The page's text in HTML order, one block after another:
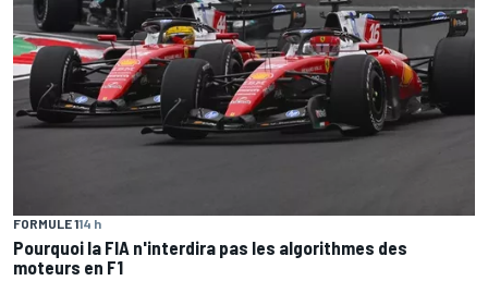
FORMULE 114 h
Pourquoi la FIA n'interdira pas les algorithmes des
moteurs en F1